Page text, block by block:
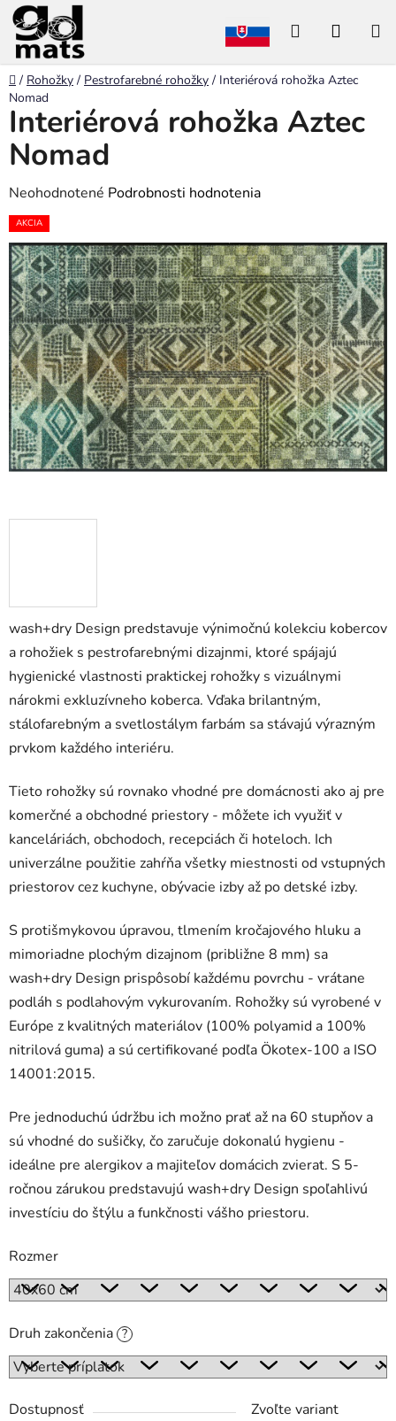
Prejsť
na
obsah
Hľadať
Domov
/ Rohožky / Pestrofarebné rohožky / Interiérová rohožka Aztec
Nomad
wash+dry Design predstavuje výnimočnú kolekciu kobercov
a rohožiek s pestrofarebnými dizajnmi, ktoré spájajú
hygienické vlastnosti praktickej rohožky s vizuálnymi
nárokmi exkluzívneho koberca. Vďaka brilantným,
stálofarebným a svetlostálym farbám sa stávajú výrazným
prvkom každého interiéru.
Tieto rohožky sú rovnako vhodné pre domácnosti ako aj pre
komerčné a obchodné priestory - môžete ich využiť v
kanceláriách, obchodoch, recepciách či hoteloch. Ich
univerzálne použitie zahŕňa všetky miestnosti od vstupných
priestorov cez kuchyne, obývacie izby až po detské izby.
S protišmykovou úpravou, tlmením kročajového hluku a
mimoriadne plochým dizajnom (približne 8 mm) sa
wash+dry Design prispôsobí každému povrchu - vrátane
podláh s podlahovým vykurovaním. Rohožky sú vyrobené v
Európe z kvalitných materiálov (100% polyamid a 100%
nitrilová guma) a sú certifikované podľa Ökotex-100 a ISO
14001:2015.
Pre jednoduchú údržbu ich možno prať až na 60 stupňov a
sú vhodné do sušičky, čo zaručuje dokonalú hygienu -
ideálne pre alergikov a majiteľov domácich zvierat. S 5-
ročnou zárukou predstavujú wash+dry Design spoľahlivú
investíciu do štýlu a funkčnosti vášho priestoru.
Rozmer
Druh zakončenia ?
Dostupnosť
Zvoľte variant
Interiérová rohožka Aztec
Nomad
Priemerné
hodnotenie
produktu
je
0,0
z
5
hviezdičiek.
Neohodnotené Podrobnosti hodnotenia
AKCIA